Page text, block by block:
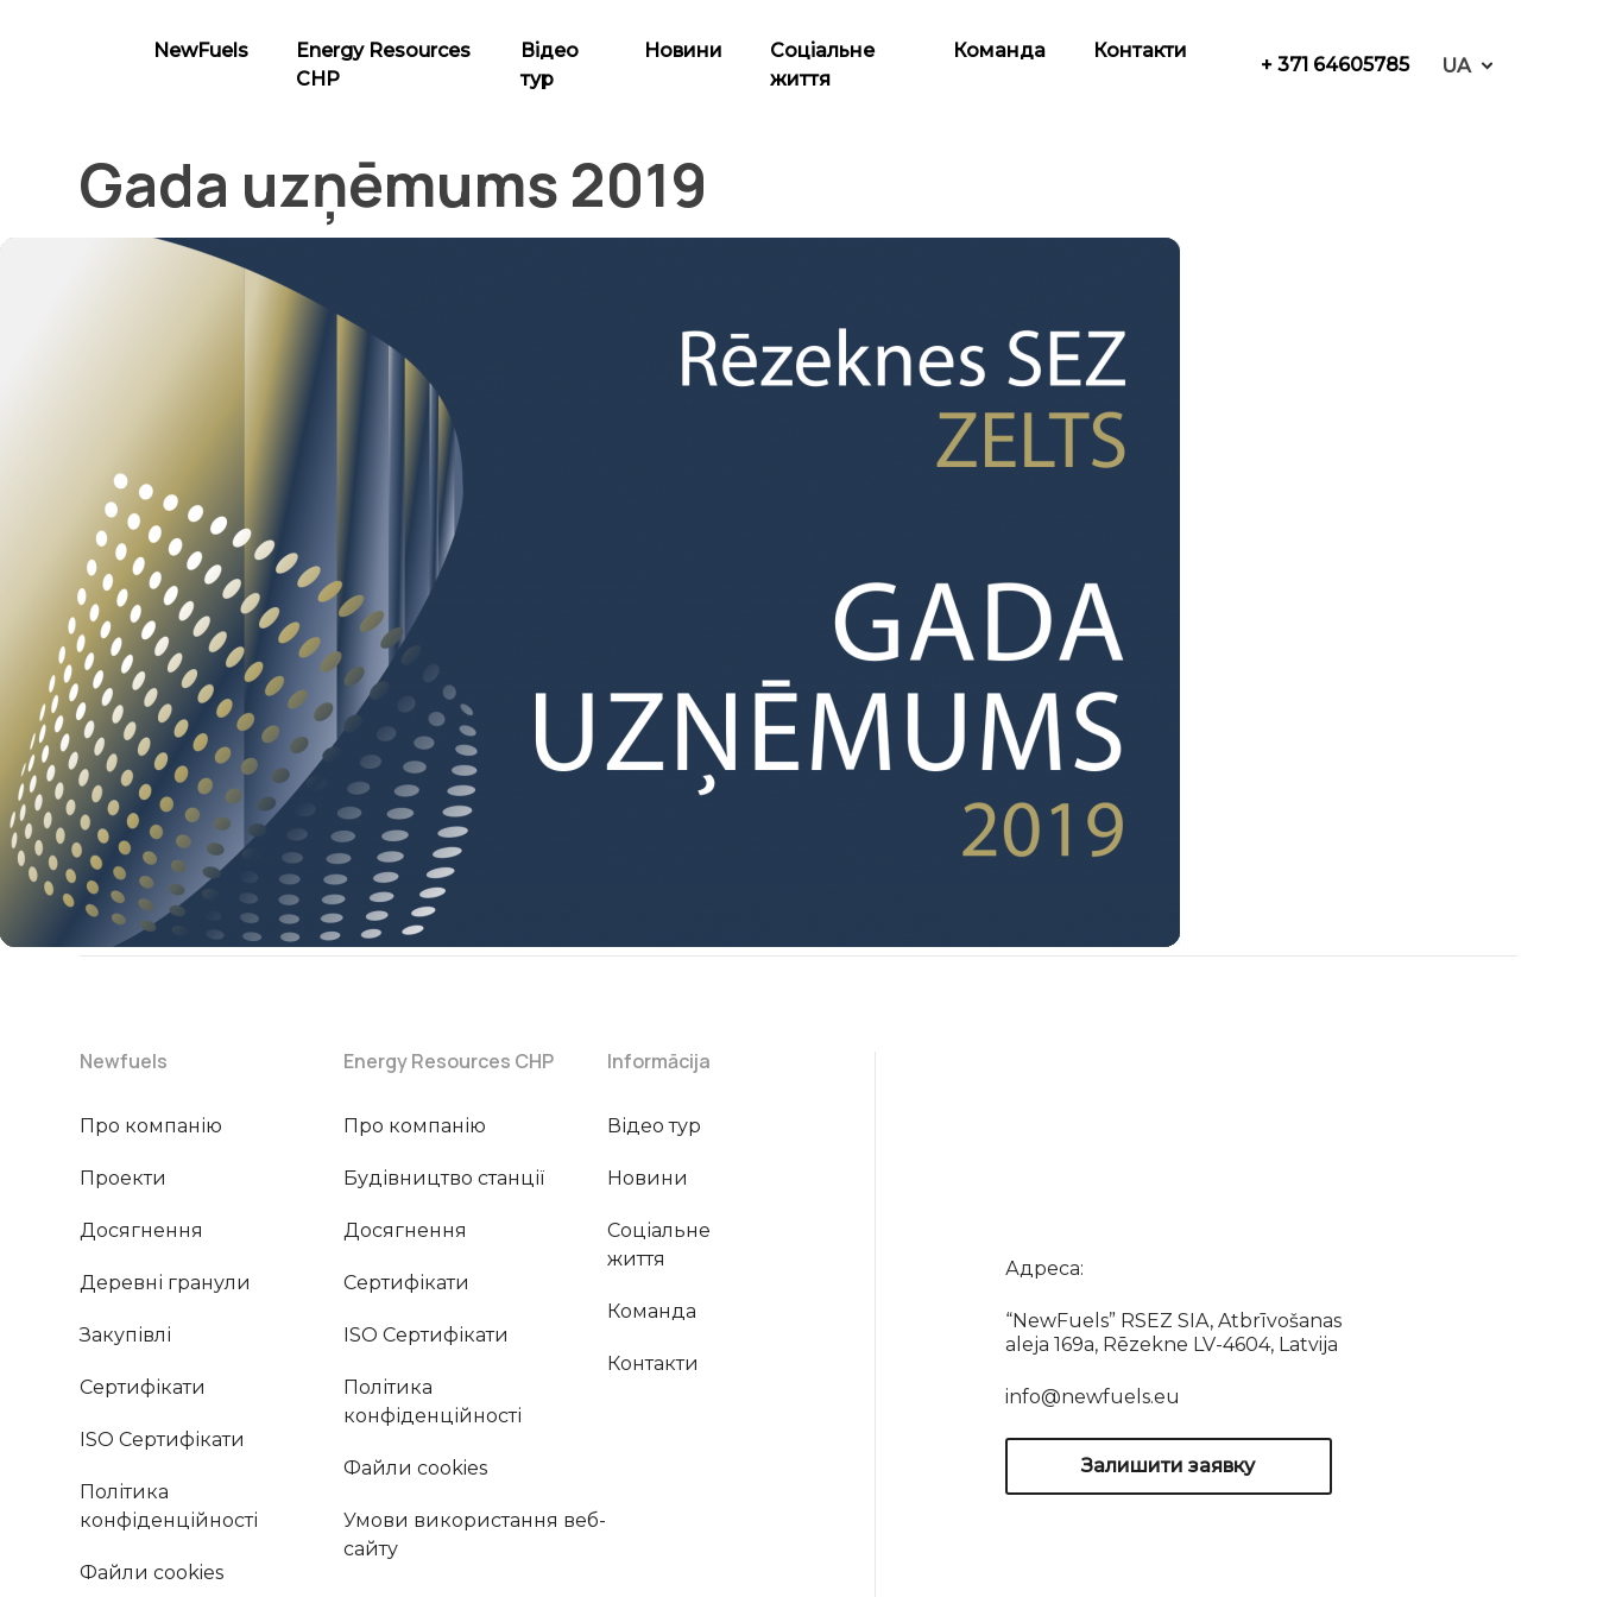
NewFuels
Energy Resources
CHP
Відео
тур
Новини
Соціальне
життя
Команда Контакти
+ 371 64605785 UA
Gada uzņēmums 2019
Newfuels
Про компанію
Проекти
Досягнення
Деревні гранули
Закупівлі
Сертифікати
ISO Сертифікати
Політика
конфіденційності
Файли cookies
Energy Resources CHP
Про компанію
Будівництво станції
Досягнення
Сертифікати
ISO Сертифікати
Політика
конфіденційності
Файли cookies
Умови використання веб-
сайту
Informācija
Відео тур
Новини
Соціальне
життя
Команда
Контакти
Адреса:
“NewFuels” RSEZ SIA, Atbrīvošanas
aleja 169a, Rēzekne LV-4604, Latvija
info@newfuels.eu
Залишити заявку